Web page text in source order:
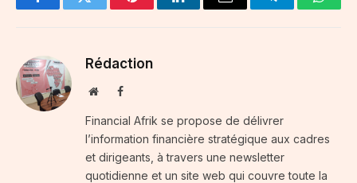
FacebookTwitter PinterestLinkedInEmail Telegram
Rédaction
WebsiteFacebook
Financial Afrik se propose de délivrer
l’information financière stratégique aux cadres
et dirigeants, à travers une newsletter
quotidienne et un site web qui couvre toute la